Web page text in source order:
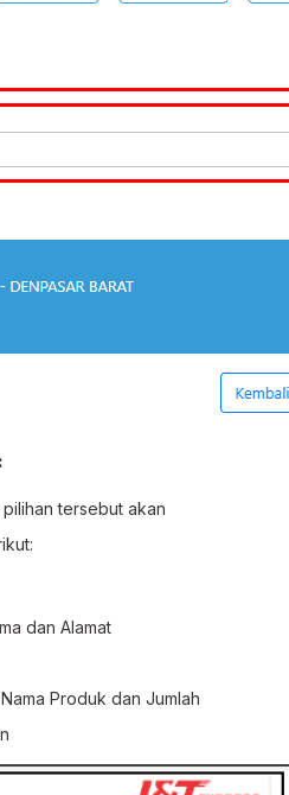
tersebut akan
dan Alamat
Nama Produk dan Jumlah